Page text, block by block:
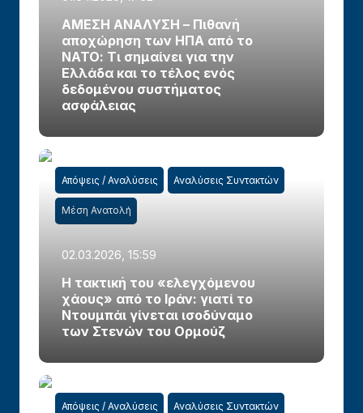
ΑΜΕΣΗ ΑΝΑΛΥΣΗ – Πιθανή
αποχώρηση των ΗΠΑ από το
ΝΑΤΟ: Τι σημαίνει για την
Ελλάδα και το τέλος ενός
δεδομένου συστήματος
ασφάλειας
Απόψεις / Αναλύσεις Αναλύσεις Συντακτών
Μέση Ανατολή
02.03.2026, 15:59
Η τακτική του «ελεγχόμενου
χάους» από το Ιράν: γιατί το
Ντουμπάι γίνεται ισοδύναμο
των Στενών του Ορμούζ
Απόψεις / Αναλύσεις Αναλύσεις Συντακτών